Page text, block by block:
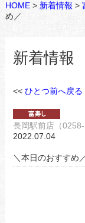
HOME> 新着情報 >
め／
新着情報
<< ひとつ前へ戻る
長岡駅前店（0258-
2022.07.04
＼本日のおすすめ